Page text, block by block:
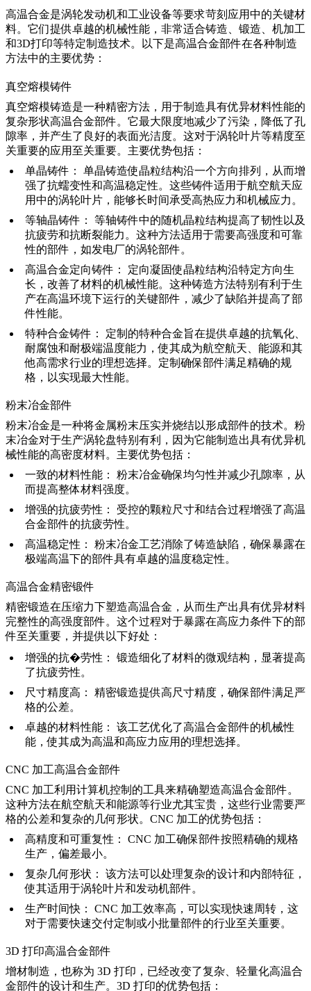
高温合金是涡轮发动机和工业设备等要求苛刻应用中的关键材
料。它们提供卓越的机械性能，非常适合铸造、锻造、机加工
和3D打印等特定制造技术。以下是高温合金部件在各种制造
方法中的主要优势：
真空熔模铸件
真空熔模铸造是一种精密方法，用于制造具有优异材料性能的
复杂形状高温合金部件。它最大限度地减少了污染，降低了孔
隙率，并产生了良好的表面光洁度。这对于涡轮叶片等精度至
关重要的应用至关重要。主要优势包括：
单晶铸件：
单晶铸造使晶粒结构沿一个方向排列，从而增
强了抗蠕变性和高温稳定性。这些铸件适用于航空航天应
用中的涡轮叶片，能够长时间承受高热应力和机械应力。
等轴晶铸件：
等轴铸件中的随机晶粒结构提高了韧性以及
抗疲劳和抗断裂能力。这种方法适用于需要高强度和可靠
性的部件，如发电厂的涡轮部件。
高温合金定向铸件：
定向凝固使晶粒结构沿特定方向生
长，改善了材料的机械性能。这种铸造方法特别有利于生
产在高温环境下运行的关键部件，减少了缺陷并提高了部
件性能。
特种合金铸件：
定制的特种合金旨在提供卓越的抗氧化、
耐腐蚀和耐极端温度能力，使其成为航空航天、能源和其
他高需求行业的理想选择。定制确保部件满足精确的规
格，以实现最大性能。
粉末冶金部件
粉末冶金是一种将金属粉末压实并烧结以形成部件的技术。粉
末冶金对于生产涡轮盘特别有利，因为它能制造出具有优异机
械性能的高密度材料。主要优势包括：
一致的材料性能：
粉末冶金确保均匀性并减少孔隙率，从
而提高整体材料强度。
增强的抗疲劳性：
受控的颗粒尺寸和结合过程增强了高温
合金部件的抗疲劳性。
高温稳定性：
粉末冶金工艺消除了铸造缺陷，确保暴露在
极端高温下的部件具有卓越的温度稳定性。
高温合金精密锻件
精密锻造在压缩力下塑造高温合金，从而生产出具有优异材料
完整性的高强度部件。这个过程对于暴露在高应力条件下的部
件至关重要，并提供以下好处：
增强的抗�劳性：
锻造细化了材料的微观结构，显著提高
了抗疲劳性。
尺寸精度高：
精密锻造提供高尺寸精度，确保部件满足严
格的公差。
卓越的材料性能：
该工艺优化了高温合金部件的机械性
能，使其成为高温和高应力应用的理想选择。
CNC 加工高温合金部件
CNC 加工利用计算机控制的工具来精确塑造高温合金部件。
这种方法在航空航天和能源等行业尤其宝贵，这些行业需要严
格的公差和复杂的几何形状。CNC 加工的优势包括：
高精度和可重复性：
CNC 加工确保部件按照精确的规格
生产，偏差最小。
复杂几何形状：
该方法可以处理复杂的设计和内部特征，
使其适用于涡轮叶片和发动机部件。
生产时间快：
CNC 加工效率高，可以实现快速周转，这
对于需要快速交付定制或小批量部件的行业至关重要。
3D 打印高温合金部件
增材制造 ，也称为 3D 打印，已经改变了复杂、轻量化高温合
金部件的设计和生产。3D 打印的优势包括：